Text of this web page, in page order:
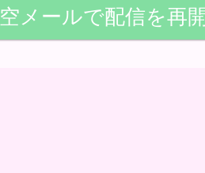
空メールで配信を再